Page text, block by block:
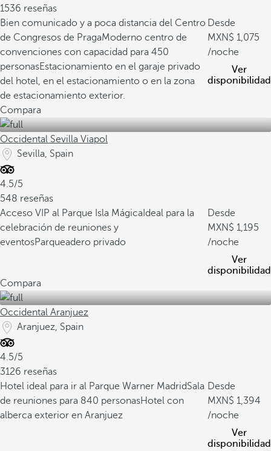
1536 reseñas
Bien comunicado y a poca distancia del Centro
de Congresos de PragaModerno centro de
convenciones con capacidad para 450
personasEstacionamiento en el garaje privado
del hotel, en el estacionamiento o en la zona
de estacionamiento exterior.
Desde
1,075
/noche
Ver
disponibilidad
Compara
Occidental Sevilla Viapol
Sevilla, Spain
4.5/5
548 reseñas
Acceso VIP al Parque Isla Mágica Ideal para la
celebración de reuniones y
eventosParqueadero privado
Desde
1,195
/noche
Ver
disponibilidad
Compara
Occidental Aranjuez
Aranjuez, Spain
4.5/5
3126 reseñas
Hotel ideal para ir al Parque Warner MadridSala
de reuniones para 840 personasHotel con
alberca exterior en Aranjuez
Desde
1,394
/noche
Ver
disponibilidad